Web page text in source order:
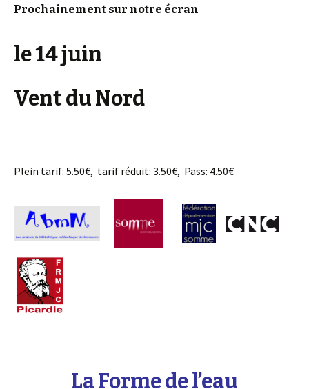
Prochainement sur notre écran
le 14 juin
Vent du Nord
Plein tarif: 5.50€, tarif réduit: 3.50€, Pass: 4.50€
La Forme de l’eau